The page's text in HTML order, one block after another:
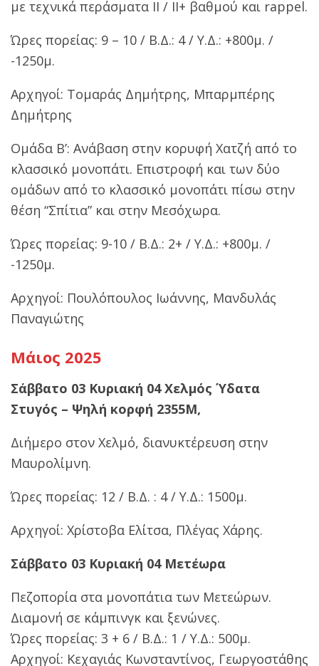
με τεχνικά περάσματα ΙΙ / ΙΙ+ βαθμού και rappel.
Ώρες πορείας: 9 – 10 / Β.Δ.: 4 / Υ.Δ.: +800μ. /
-1250μ.
Αρχηγοί: Τομαράς Δημήτρης, Μπαρμπέρης
Δημήτρης
Ομάδα Β’: Ανάβαση στην κορυφή Χατζή από το
κλασσικό μονοπάτι. Επιστροφή και των δύο
ομάδων από το κλασσικό μονοπάτι πίσω στην
θέση “Σπίτια” και στην Μεσόχωρα.
Ώρες πορείας: 9-10 / Β.Δ.: 2+ / Υ.Δ.: +800μ. /
-1250μ.
Αρχηγοί: Πουλόπουλος Ιωάννης, Μανδυλάς
Παναγιώτης
Μάιος 2025
Σάββατο 03 Κυριακή 04 Χελμός Ύδατα
Στυγός – Ψηλή κορφή 2355Μ,
Διήμερο στον Χελμό, διανυκτέρευση στην
Μαυρολίμνη.
Ώρες πορείας: 12 / Β.Δ. : 4 / Υ.Δ.: 1500μ.
Αρχηγοί: Χρίστοβα Ελίτσα, Πλέγας Χάρης.
Σάββατο 03 Κυριακή 04 Μετέωρα
Πεζοπορία στα μονοπάτια των Μετεώρων.
Διαμονή σε κάμπινγκ και ξενώνες.
Ώρες πορείας: 3 + 6 / Β.Δ.: 1 / Υ.Δ.: 500μ.
Αρχηγοί: Κεχαγιάς Κωνσταντίνος, Γεωργοστάθης